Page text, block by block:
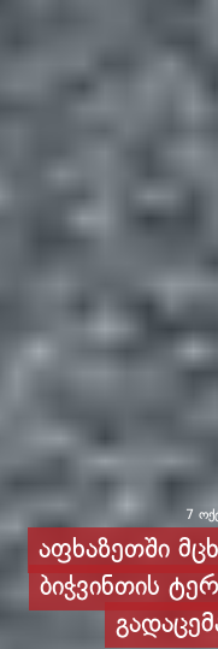
7
აფხაზეთში
ბიჭვინთის